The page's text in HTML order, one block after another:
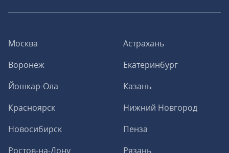
Москва
Астрахань
Воронеж
Екатеринбург
Йошкар-Ола
Казань
Красноярск
Нижний Новгород
Новосибирск
Пенза
Ростов-на-Дону
Рязань